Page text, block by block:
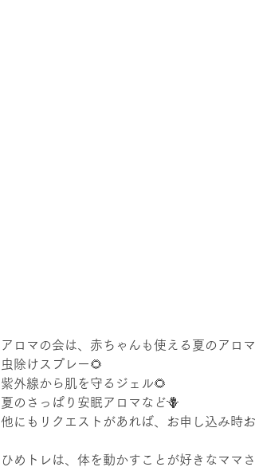
アロマの会は、赤ちゃんも使える夏のアロ
虫除けスプレー🌻
紫外線から肌を守るジェル🌻
夏のさっぱり安眠アロマなど🪻
他にもリクエストがあれば、お申し込み時
ひめトレは、体を動かすことが好きなママ